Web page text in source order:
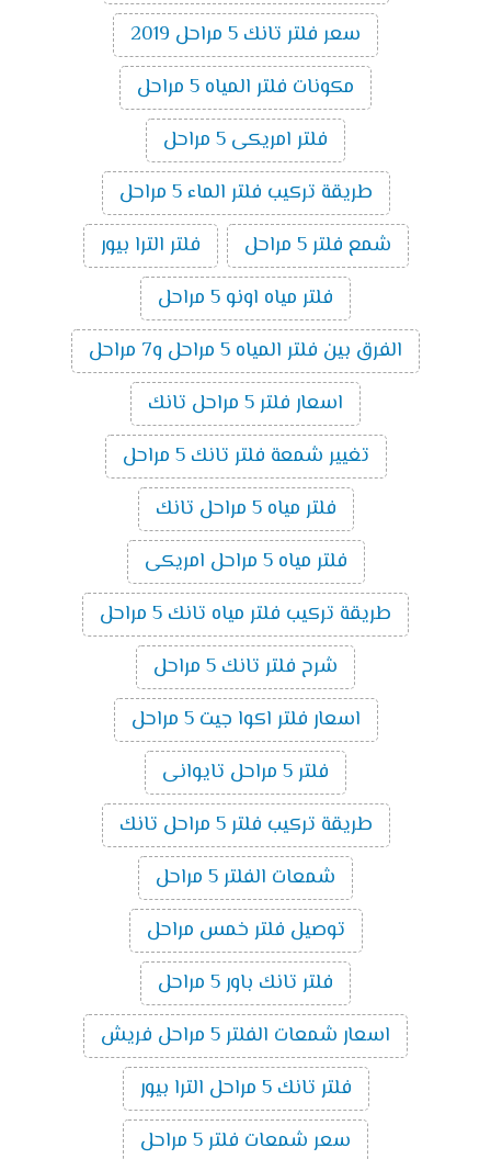
سعر فلتر تانك 5 مراحل 2019
مكونات فلتر المياه 5 مراحل
فلتر امريكى 5 مراحل
طريقة تركيب فلتر الماء 5 مراحل
شمع فلتر 5 مراحل
فلتر الترا بيور
فلتر مياه اونو 5 مراحل
الفرق بين فلتر المياه 5 مراحل و7 مراحل
اسعار فلتر 5 مراحل تانك
تغيير شمعة فلتر تانك 5 مراحل
فلتر مياه 5 مراحل تانك
فلتر مياه 5 مراحل امريكى
طريقة تركيب فلتر مياه تانك 5 مراحل
شرح فلتر تانك 5 مراحل
اسعار فلتر اكوا جيت 5 مراحل
فلتر 5 مراحل تايوانى
طريقة تركيب فلتر 5 مراحل تانك
شمعات الفلتر 5 مراحل
توصيل فلتر خمس مراحل
فلتر تانك باور 5 مراحل
اسعار شمعات الفلتر 5 مراحل فريش
فلتر تانك 5 مراحل الترا بيور
سعر شمعات فلتر 5 مراحل